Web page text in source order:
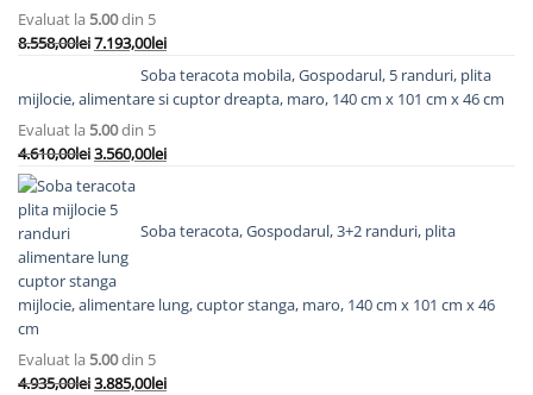
Evaluat la 5.00din 5
8.558,00leiPrețul
8.558,00lei.
7.193,00leiPrețul
este:
7.193,00lei.
Soba teracota mobila, Gospodarul, 5 randuri, plita
mijlocie, alimentare si cuptor dreapta, maro, 140 cm x 101 cm x 46 cm
Evaluat la 5.00din 5
4.610,00leiPrețul
a
4.610,00lei.
3.560,00leiPrețul
3.560,00lei.
Soba teracota, Gospodarul, 3+2 randuri, plita
mijlocie, alimentare lung, cuptor stanga, maro, 140 cm x 101 cm x 46
cm
Evaluat la 5.00din 5
4.935,00leiPrețul
3.885,00leiPrețul